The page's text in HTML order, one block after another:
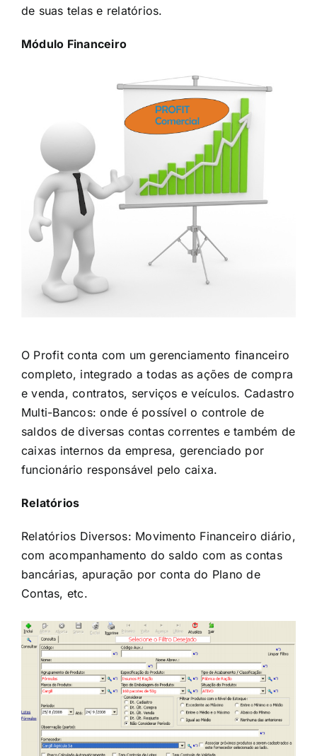
de suas telas e relatórios.
Módulo Financeiro
O Profit conta com um gerenciamento financeiro
completo, integrado a todas as ações de compra
e venda, contratos, serviços e veículos. Cadastro
Multi-Bancos: onde é possível o controle de
saldos de diversas contas correntes e também de
caixas internos da empresa, gerenciado por
funcionário responsável pelo caixa.
Relatórios
Relatórios Diversos: Movimento Financeiro diário,
com acompanhamento do saldo com as contas
bancárias, apuração por conta do Plano de
Contas, etc.